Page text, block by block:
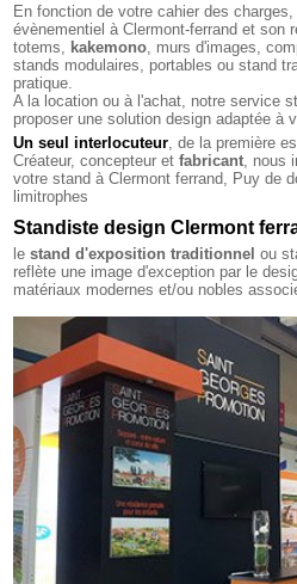
En fonction de votre cahier des
évènementiel à Clermont-ferrand et son
totems,
kakemono , murs d'images,
stands modulaires, portables ou stand
pratique.
A la location ou à l'achat, notre service
proposer une solution design adaptée à
Un seul interlocuteur , de la première
Créateur, concepteur etfabricant , nous
votre stand à Clermont ferrand, Puy de
limitrophes
Standiste design Clermont
le stand d'exposition traditionnel ou
reflète une image d'exception par le
matériaux modernes et/ou nobles